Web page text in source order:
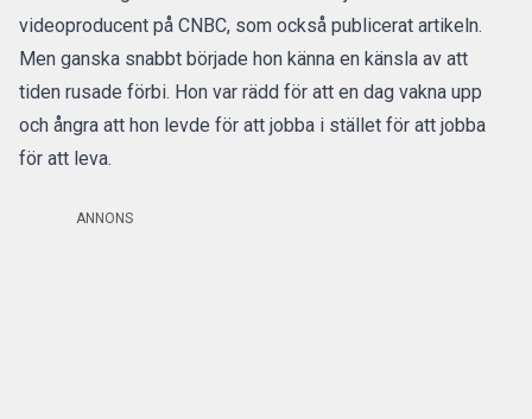
videoproducent på CNBC, som också publicerat artikeln.
Men ganska snabbt började hon känna en känsla av att
tiden rusade förbi. Hon var rädd för att en dag vakna upp
och ångra att hon levde för att jobba i stället för att jobba
för att leva.
ANNONS